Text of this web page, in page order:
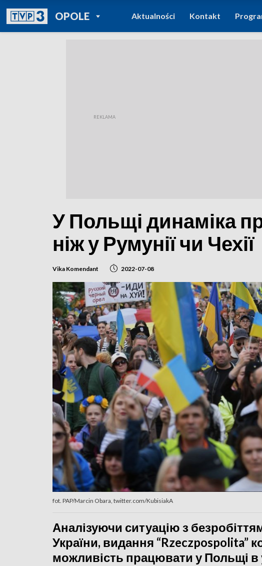
OPOLEPOWRÓT DO
TVP REGIONY
Aktualności Kontakt
У Польщі динаміка
ніж у Румунії чи Чехії
Vika Komendant 2022-07-08
fot. PAP/Marcin Obara, twitter.com/KubisiakA
Аналізуючи ситуацію з
України, видання “Rzeczpospolita”
можливість працювати у Польщі в